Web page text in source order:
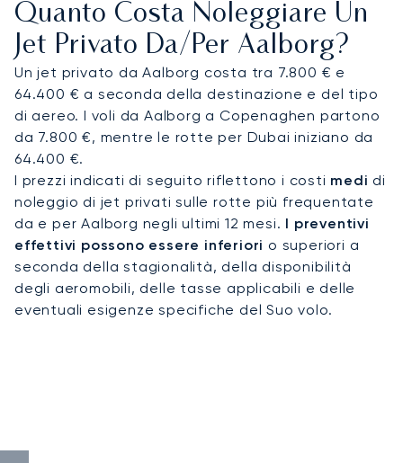
per i tuoi gusti.
Contatta i nostri consulenti esperti in aviazione
privata per organizzare il tuo volo per Aalborg. In
qualità di broker indipendente leader del settore,
LunaJets offre una consulenza imparziale e un
accesso illimitato a una flotta globale di oltre
4.800 jet. Questa indipendenza garantisce la
possibilità di trovare il jet perfetto per il tuo
viaggio, assicurandoti un'esperienza efficiente e
impeccabile verso la Danimarca settentrionale.
Quanto Costa Noleggiare Un
Jet Privato Da/per Aalborg?
Un jet privato da Aalborg costa tra 7.800 € e
64.400 € a seconda della destinazione e del tipo
di aereo. I voli da Aalborg a Copenaghen partono
da 7.800 €, mentre le rotte per Dubai iniziano da
64.400 €.
I prezzi indicati di seguito riflettono i costi medi di
noleggio di jet privati sulle rotte più frequentate
da e per Aalborg negli ultimi 12 mesi. I preventivi
effettivi possono essere inferiori o superiori a
seconda della stagionalità, della disponibilità
degli aeromobili, delle tasse applicabili e delle
eventuali esigenze specifiche del Suo volo.